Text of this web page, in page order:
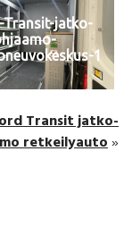
Transit-jatko-
1
Transit jatko-
retkeilyauto »